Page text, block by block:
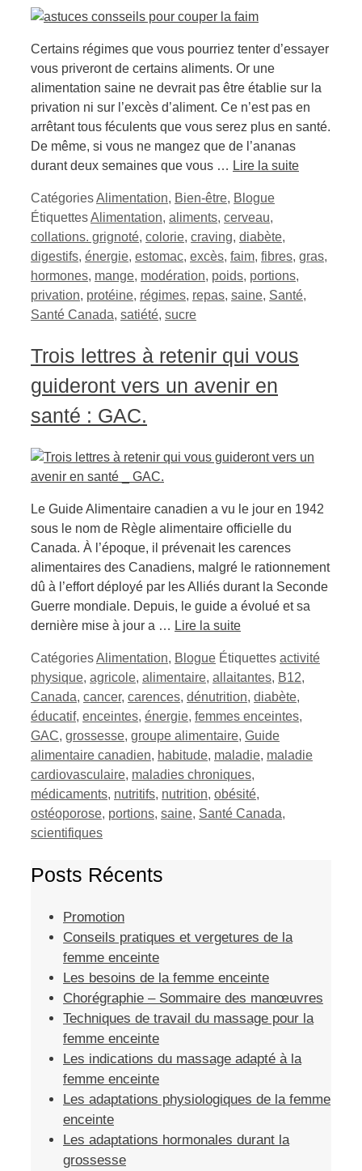
Certains régimes que vous pourriez tenter d’essayer
vous priveront de certains aliments. Or une
alimentation saine ne devrait pas être établie sur la
privation ni sur l’excès d’aliment. Ce n’est pas en
arrêtant tous féculents que vous serez plus en santé.
De même, si vous ne mangez que de l’ananas
durant deux semaines que vous … Lire la suite
CatégoriesAlimentation, Bien-être, Blogue
ÉtiquettesAlimentation, aliments, cerveau,
collations. grignoté, colorie, craving, diabète,
digestifs, énergie, estomac, excès, faim, fibres, gras,
hormones, mange, modération, poids, portions,
privation, protéine, régimes, repas, saine, Santé,
Santé Canada, satiété, sucre
Trois lettres à retenir qui vous
guideront vers un avenir en
santé : GAC.
Le Guide Alimentaire canadien a vu le jour en 1942
sous le nom de Règle alimentaire officielle du
Canada. À l’époque, il prévenait les carences
alimentaires des Canadiens, malgré le rationnement
dû à l’effort déployé par les Alliés durant la Seconde
Guerre mondiale. Depuis, le guide a évolué et sa
dernière mise à jour a … Lire la suite
CatégoriesAlimentation, Blogue Étiquettes activité
physique, agricole, alimentaire, allaitantes, B12,
Canada, cancer, carences, dénutrition, diabète,
éducatif, enceintes, énergie, femmes enceintes,
GAC, grossesse, groupe alimentaire, Guide
alimentaire canadien, habitude, maladie, maladie
cardiovasculaire, maladies chroniques,
médicaments, nutritifs, nutrition, obésité,
ostéoporose, portions, saine, Santé Canada,
scientifiques
Posts Récents
Promotion
Conseils pratiques et vergetures de la
femme enceinte
Les besoins de la femme enceinte
Chorégraphie – Sommaire des manœuvres
Techniques de travail du massage pour la
femme enceinte
Les indications du massage adapté à la
femme enceinte
Les adaptations physiologiques de la femme
enceinte
Les adaptations hormonales durant la
grossesse